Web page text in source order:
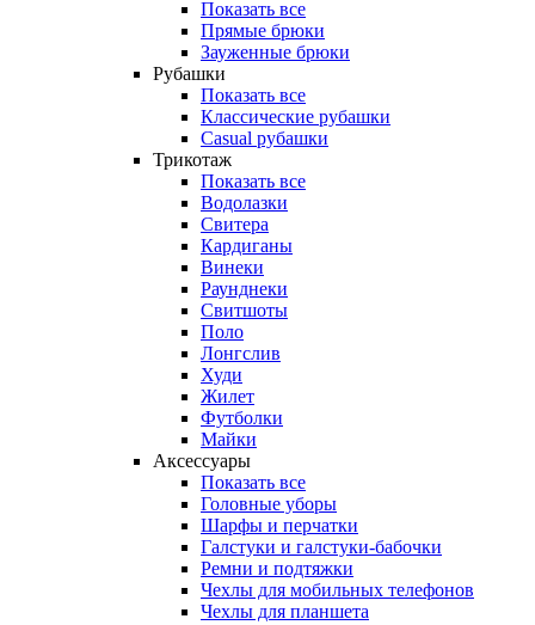
Показать все
Прямые брюки
Зауженные брюки
Рубашки
Показать все
Классические рубашки
Casual рубашки
Трикотаж
Показать все
Водолазки
Свитера
Кардиганы
Винеки
Раунднеки
Свитшоты
Поло
Лонгслив
Худи
Жилет
Футболки
Майки
Аксессуары
Показать все
Головные уборы
Шарфы и перчатки
Галстуки и галстуки-бабочки
Ремни и подтяжки
Чехлы для мобильных телефонов
Чехлы для планшета